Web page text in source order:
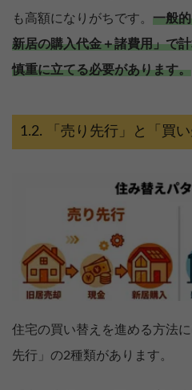
も高額になりがちです。 一般
新居の購入代金＋諸費用」で
慎重に立てる必要があります。
「売り先行」と「買
住宅の買い替えを進める方法
先行」の2種類があります。